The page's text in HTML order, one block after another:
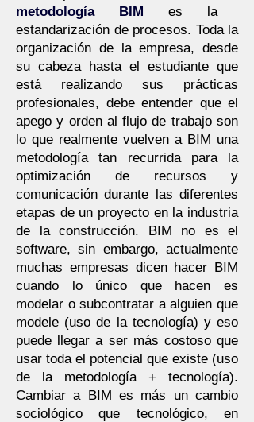
metodología BIM es la
estandarización de procesos. Toda la
organización de la empresa, desde
su cabeza hasta el estudiante que
está realizando sus prácticas
profesionales, debe entender que el
apego y orden al flujo de trabajo son
lo que realmente vuelven a BIM una
metodología tan recurrida para la
optimización de recursos y
comunicación durante las diferentes
etapas de un proyecto en la industria
de la construcción. BIM no es el
software, sin embargo, actualmente
muchas empresas dicen hacer BIM
cuando lo único que hacen es
modelar o subcontratar a alguien que
modele (uso de la tecnología) y eso
puede llegar a ser más costoso que
usar toda el potencial que existe (uso
de la metodología + tecnología).
Cambiar a BIM es más un cambio
sociológico que tecnológico, en